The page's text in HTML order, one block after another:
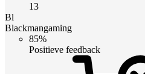
13
Bl
Blackmangaming
85%
Positieve feedback